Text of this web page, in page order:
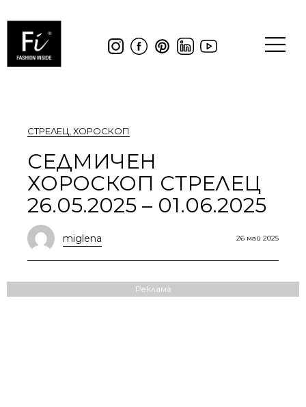
СТРЕЛЕЦ ХОРОСКОП
СЕДМИЧЕН
ХОРОСКОП СТРЕЛЕЦ
26.05.2025 – 01.06.2025
miglena 26 май 2025
Реклама